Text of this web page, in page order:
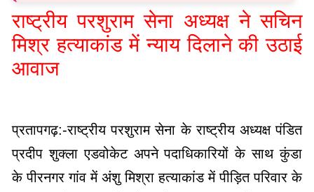
राष्ट्रीय परशुराम सेना अध्यक्ष ने सचिन
मिश्र हत्याकांड में न्याय दिलाने की उठाई
आवाज
प्रतापगढ़:-राष्ट्रीय परशुराम सेना के राष्ट्रीय अध्यक्ष पंडित
प्रदीप शुक्ला एडवोकेट अपने पदाधिकारियों के साथ कुंडा
के पीरनगर गांव में अंशु मिश्रा हत्याकांड में पीड़ित परिवार के